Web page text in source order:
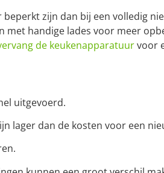
zijn dan bij een volledig
met handige lades voor meer
de keukenapparatuurvoor
uitgevoerd.
lager dan de kosten voor een